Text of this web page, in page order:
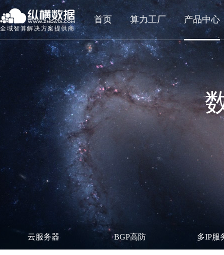
全域智算解决方案提供商
首页 算力工厂 产品中心
云服务器 BGP高防 多IP服